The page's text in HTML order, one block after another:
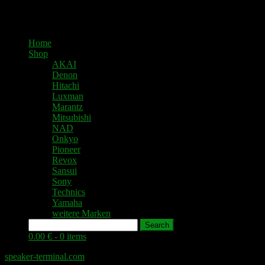
Home
Shop
AKAI
Denon
Hitachi
Luxman
Marantz
Mitsubishi
NAD
Onkyo
Pioneer
Revox
Sansui
Sony
Technics
Yamaha
weitere Marken
0.00 € - 0 items
speaker-terminal.com